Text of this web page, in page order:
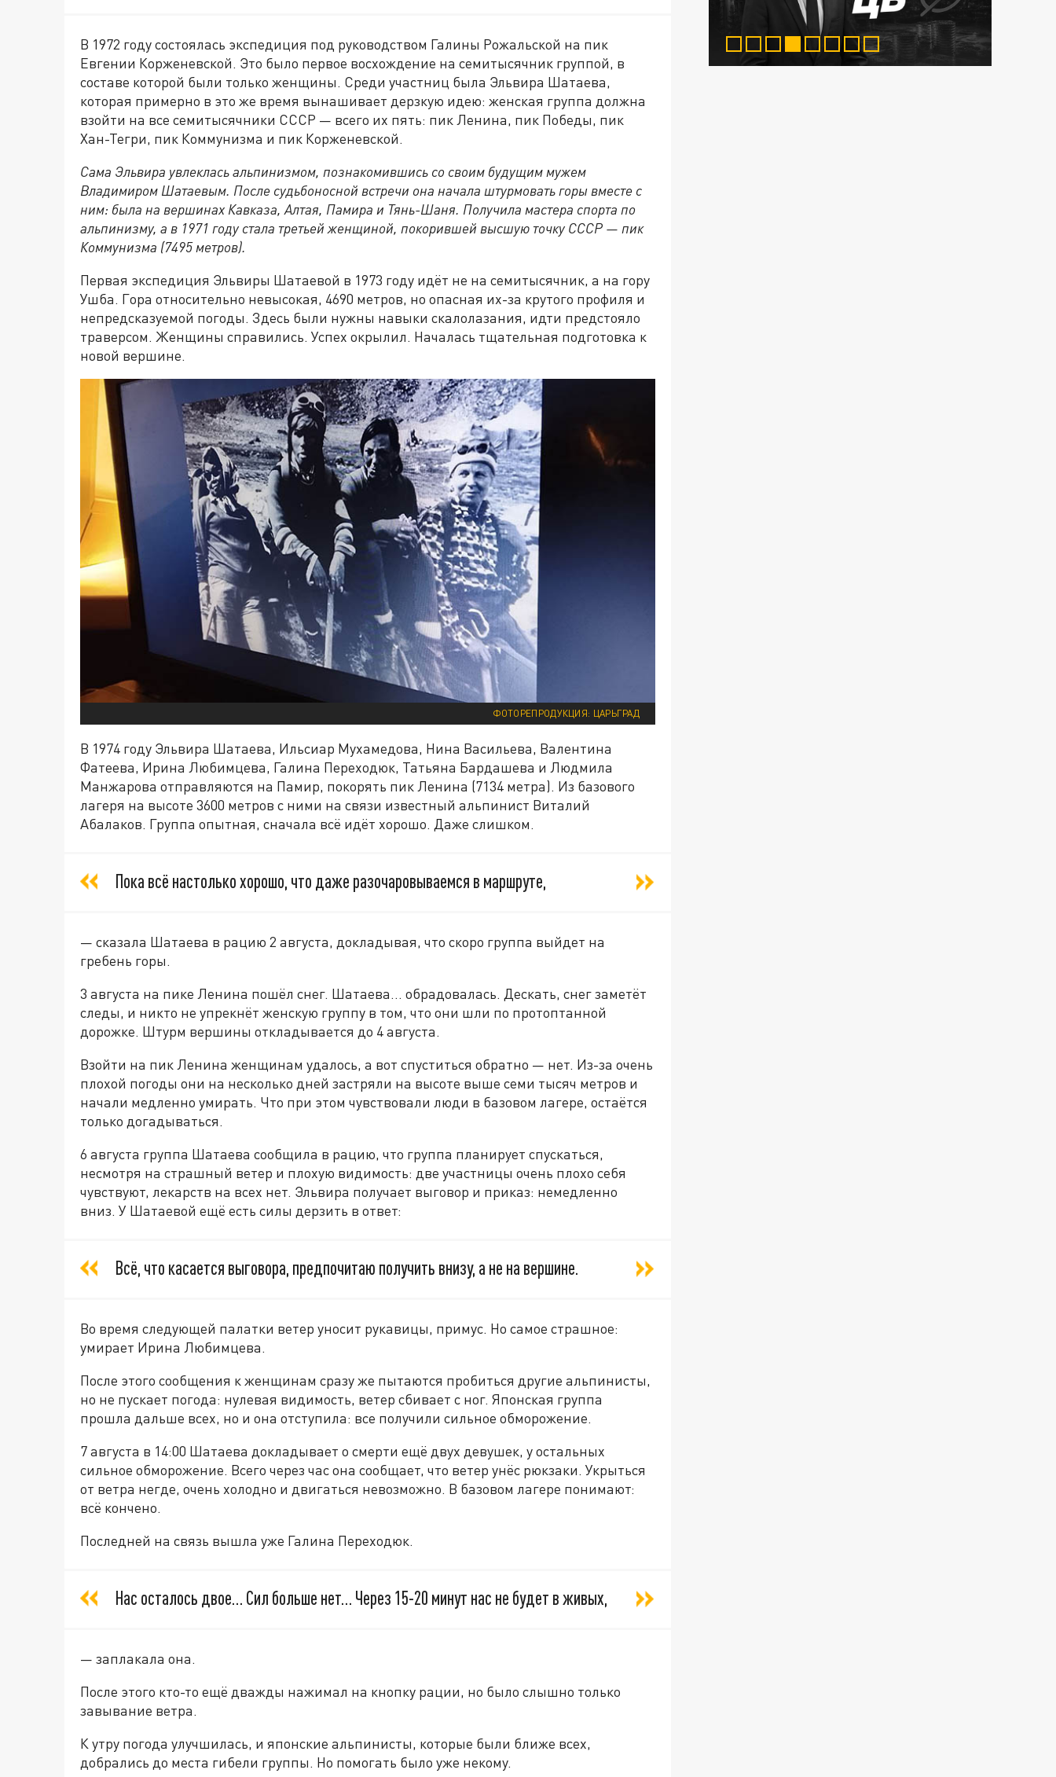
В 1972 году состоялась экспедиция под руководством Галины Рожальской на пик
Евгении Корженевской. Это было первое восхождение на семитысячник группой, в
составе которой были только женщины. Среди участниц была Эльвира Шатаева,
которая примерно в это же время вынашивает дерзкую идею: женская группа должна
взойти на все семитысячники СССР — всего их пять: пик Ленина, пик Победы, пик
Хан-Тегри, пик Коммунизма и пик Корженевской.
Сама Эльвира увлеклась альпинизмом, познакомившись со своим будущим мужем
Владимиром Шатаевым. После судьбоносной встречи она начала штурмовать горы вместе с
ним: была на вершинах Кавказа, Алтая, Памира и Тянь-Шаня. Получила мастера спорта по
альпинизму, а в 1971 году стала третьей женщиной, покорившей высшую точку СССР — пик
Коммунизма (7495 метров).
Первая экспедиция Эльвиры Шатаевой в 1973 году идёт не на семитысячник, а на гору
Ушба. Гора относительно невысокая, 4690 метров, но опасная их-за крутого профиля и
непредсказуемой погоды. Здесь были нужны навыки скалолазания, идти предстояло
траверсом. Женщины справились. Успех окрылил. Началась тщательная подготовка к
новой вершине.
ФОТОРЕПРОДУКЦИЯ: ЦАРЬГРАД
В 1974 году Эльвира Шатаева, Ильсиар Мухамедова, Нина Васильева, Валентина
Фатеева, Ирина Любимцева, Галина Переходюк, Татьяна Бардашева и Людмила
Манжарова отправляются на Памир, покорять пик Ленина (7134 метра). Из базового
лагеря на высоте 3600 метров с ними на связи известный альпинист Виталий
Абалаков. Группа опытная, сначала всё идёт хорошо. Даже слишком.
Пока всё настолько хорошо, что даже разочаровываемся в маршруте,
— сказала Шатаева в рацию 2 августа, докладывая, что скоро группа выйдет на
гребень горы.
3 августа на пике Ленина пошёл снег. Шатаева… обрадовалась. Дескать, снег заметёт
следы, и никто не упрекнёт женскую группу в том, что они шли по протоптанной
дорожке. Штурм вершины откладывается до 4 августа.
Взойти на пик Ленина женщинам удалось, а вот спуститься обратно — нет. Из-за очень
плохой погоды они на несколько дней застряли на высоте выше семи тысяч метров и
начали медленно умирать. Что при этом чувствовали люди в базовом лагере, остаётся
только догадываться.
6 августа группа Шатаева сообщила в рацию, что группа планирует спускаться,
несмотря на страшный ветер и плохую видимость: две участницы очень плохо себя
чувствуют, лекарств на всех нет. Эльвира получает выговор и приказ: немедленно
вниз. У Шатаевой ещё есть силы дерзить в ответ:
Всё, что касается выговора, предпочитаю получить внизу, а не на вершине.
Во время следующей палатки ветер уносит рукавицы, примус. Но самое страшное:
умирает Ирина Любимцева.
После этого сообщения к женщинам сразу же пытаются пробиться другие альпинисты,
но не пускает погода: нулевая видимость, ветер сбивает с ног. Японская группа
прошла дальше всех, но и она отступила: все получили сильное обморожение.
7 августа в 14:00 Шатаева докладывает о смерти ещё двух девушек, у остальных
сильное обморожение. Всего через час она сообщает, что ветер унёс рюкзаки. Укрыться
от ветра негде, очень холодно и двигаться невозможно. В базовом лагере понимают:
всё кончено.
Последней на связь вышла уже Галина Переходюк.
Нас осталось двое… Сил больше нет… Через 15-20 минут нас не будет в живых,
— заплакала она.
После этого кто-то ещё дважды нажимал на кнопку рации, но было слышно только
завывание ветра.
К утру погода улучшилась, и японские альпинисты, которые были ближе всех,
добрались до места гибели группы. Но помогать было уже некому.